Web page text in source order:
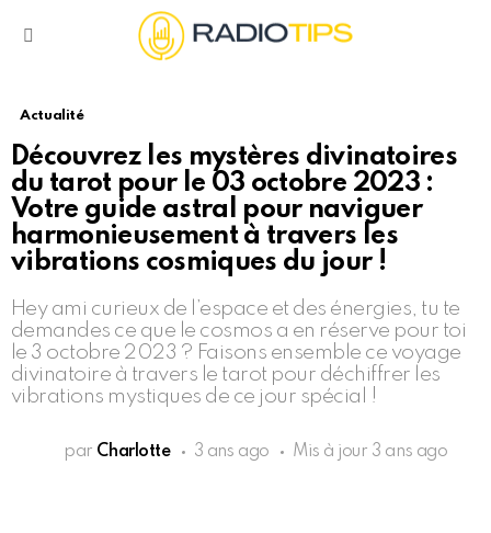
Actualité
Découvrez les mystères divinatoires
du tarot pour le 03 octobre 2023 :
Votre guide astral pour naviguer
harmonieusement à travers les
vibrations cosmiques du jour !
Hey ami curieux de l’espace et des énergies, tu te
demandes ce que le cosmos a en réserve pour toi
le 3 octobre 2023 ? Faisons ensemble ce voyage
divinatoire à travers le tarot pour déchiffrer les
vibrations mystiques de ce jour spécial !
par Charlotte 3 ans ago Mis à jour 3 ans ago